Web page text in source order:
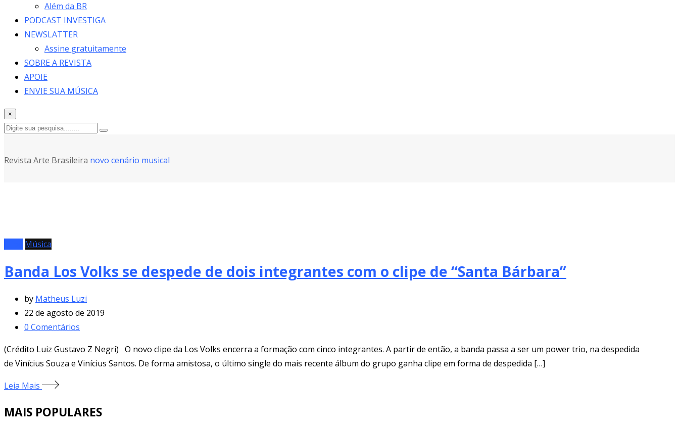
Além da BR
PODCAST INVESTIGA
NEWSLATTER
Assine gratuitamente
SOBRE A REVISTA
APOIE
ENVIE SUA MÚSICA
×
Revista Arte Brasileira novo cenário musical
Música
Banda Los Volks se despede de dois integrantes com o clipe de “Santa Bárbara”
by Matheus Luzi
22 de agosto de 2019
0 Comentários
(Crédito Luiz Gustavo Z Negri) O novo clipe da Los Volks encerra a formação com cinco integrantes. A partir de então, a banda passa a ser um power trio, na despedida
de Vinícius Souza e Vinícius Santos. De forma amistosa, o último single do mais recente álbum do grupo ganha clipe em forma de despedida […]
Leia Mais
MAIS POPULARES